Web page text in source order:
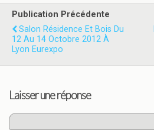
Publication Précédente
Salon Résidence Et Bois Du
12 Au 14 Octobre 2012 À
Lyon Eurexpo
Laisser une réponse